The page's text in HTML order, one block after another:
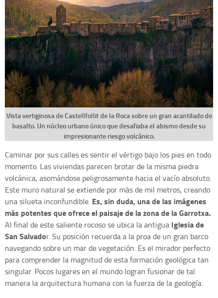
Vista vertiginosa de Castellfollit de la Roca sobre un gran acantilado de
basalto. Un núcleo urbano único que desafiaba el abismo desde su
impresionante riesgo volcánico.
Caminar por sus calles es sentir el vértigo bajo los pies en todo
momento. Las viviendas parecen brotar de la misma piedra
volcánica, asomándose peligrosamente hacia el vacío absoluto.
Este muro natural se extiende por más de mil metros, creando
una silueta inconfundible. Es, sin duda, una de las imágenes
más potentes que ofrece el paisaje de la zona de la Garrotxa.
Al final de este saliente rocoso se ubica la antigua Iglesia de
San Salvador. Su posición recuerda a la proa de un gran barco
navegando sobre un mar de vegetación. Es el mirador perfecto
para comprender la magnitud de esta formación geológica tan
singular. Pocos lugares en el mundo logran fusionar de tal
manera la arquitectura humana con la fuerza de la geología.